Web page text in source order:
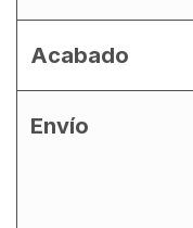
Acabado
Envío